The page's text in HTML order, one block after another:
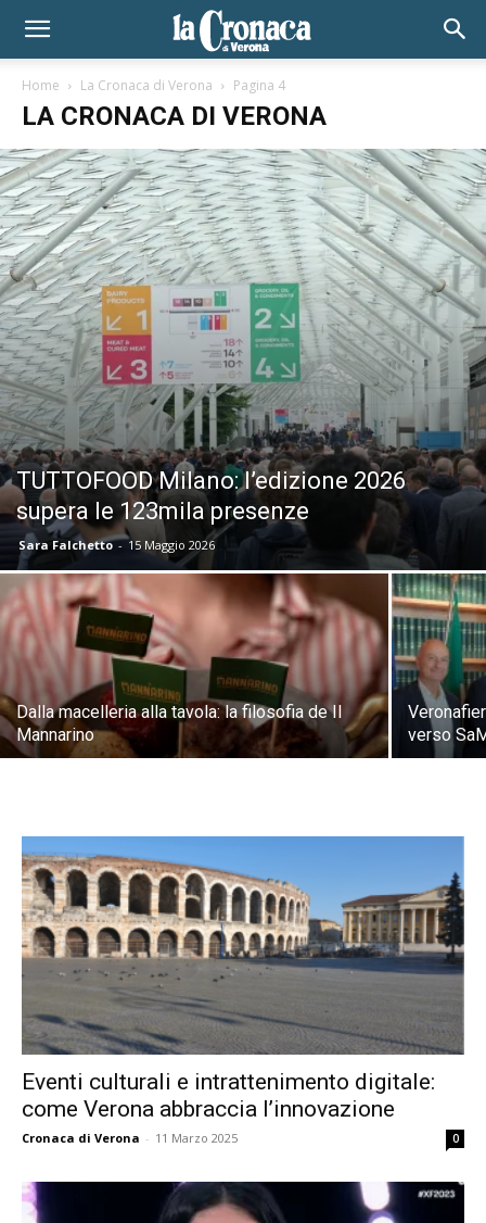
Home La Cronaca di Verona Pagina 4
LA CRONACA DI VERONA
TUTTOFOOD Milano: l’edizione 2026
supera le 123mila presenze
Sara Falchetto - 15 Maggio 2026
Dalla macelleria alla tavola: la filosofia de Il
Mannarino
verso
Eventi culturali e intrattenimento digitale:
come Verona abbraccia l’innovazione
Cronaca di Verona - 11 Marzo 2025 0